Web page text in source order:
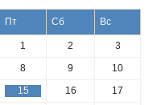
Пт Сб Вс
1 2
3
8 9
10
15 16
17